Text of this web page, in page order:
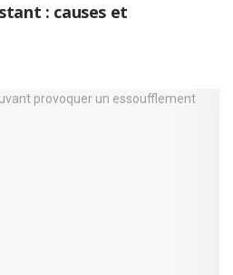
: causes et